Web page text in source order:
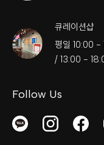
큐레이션샵
평일 10:00 -
/ 13:00 -
Follow Us